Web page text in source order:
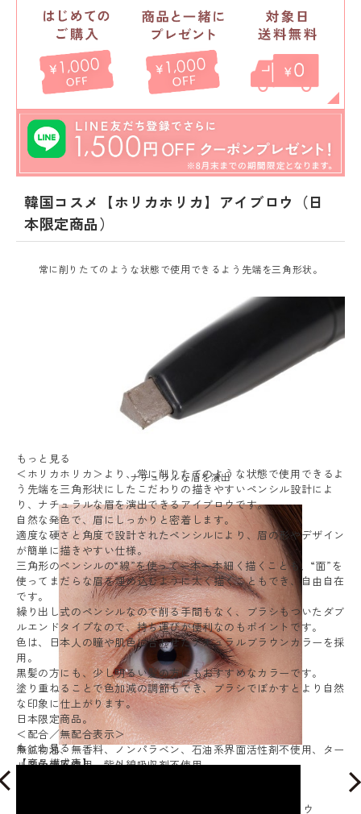
韓国コスメ【ホリカホリカ】アイブロウ（日
本限定商品）
常に削りたてのような状態で使用できるよう先端を三角形状。
ナチュラルな眉を演出
もっと見る
＜ホリカホリカ＞より、常に削りたてのような状態で使用できるよ
う先端を三角形状にしたこだわりの描きやすいペンシル設計によ
り、ナチュラルな眉を演出できるアイブロウです。
自然な発色で、眉にしっかりと密着します。
適度な硬さと角度で設計されたペンシルにより、眉の形やデザイン
が簡単に描きやすい仕様。
三角形のペンシルの“線”を使って一本一本細く描くことも、“面”を
使ってまだらな眉を埋め込むように太く描くこともでき、自由自在
です。
繰り出し式のペンシルなので削る手間もなく、ブラシもついたダブ
ルエンドタイプなので、持ち運びが便利なのもポイントです。
色は、日本人の瞳や肌色に合わせたナチュラルブラウンカラーを採
用。
黒髪の方にも、少し明るい髪の方にもおすすめなカラーです。
塗り重ねることで色加減の調節もでき、ブラシでぼかすとより自然
な印象に仕上がります。
日本限定商品。
＜配合／無配合表示＞
無鉱物油、無香料、ノンパラベン、石油系界面活性剤不使用、ター
ル系色素不使用、紫外線吸収剤不使用
もっと見る
【商品構成表】
・ホリカホリカ デザイニングオートアイブロウ